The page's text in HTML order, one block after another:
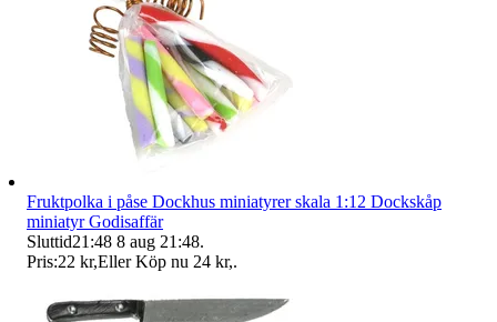
Fruktpolka i påse Dockhus miniatyrer skala 1:12 Dockskåp
miniatyr Godisaffär
Sluttid21:48 8 aug 21:48.
Pris:22 kr,Eller Köp nu 24 kr,.